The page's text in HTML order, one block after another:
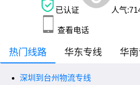
已认证 人气:
查看电话
热门线路 华东专线 华
深圳到台州物流专线